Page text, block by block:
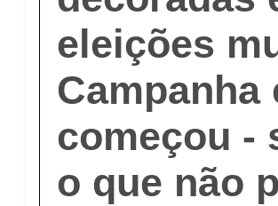
eleições
começou -
o que não